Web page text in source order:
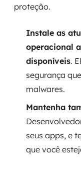
proteção.
Instale as
operacional
disponíveis.
segurança
malwares.
Mantenha
seus apps, e
que você